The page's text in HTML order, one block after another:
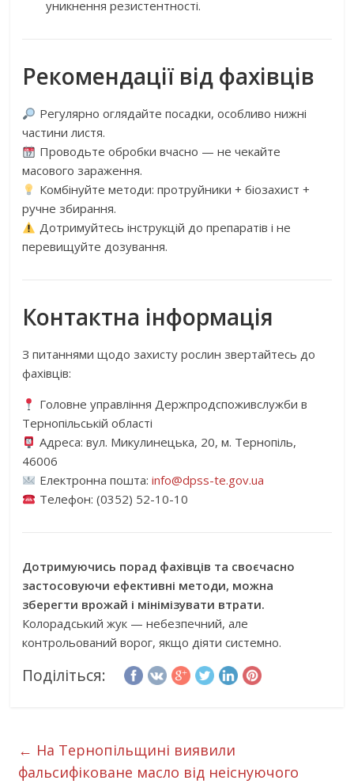
уникнення резистентності.
Рекомендації від фахівців
Регулярно оглядайте посадки, особливо нижні
частини листя.
Проводьте обробки вчасно — не чекайте
масового зараження.
Комбінуйте методи: протруйники + біозахист +
ручне збирання.
Дотримуйтесь інструкцій до препаратів і не
перевищуйте дозування.
Контактна інформація
З питаннями щодо захисту рослин звертайтесь до
фахівців:
Головне управління Держпродспоживслужби в
Тернопільській області
Адреса: вул. Микулинецька, 20, м. Тернопіль,
46006
Електронна пошта: info@dpss-te.gov.ua
Телефон: (0352) 52-10-10
Дотримуючись порад фахівців та своєчасно
застосовуючи ефективні методи, можна
зберегти врожай і мінімізувати втрати.
Колорадський жук — небезпечний, але
контрольований ворог, якщо діяти системно.
Поділіться:
← На Тернопільщині виявили
фальсифіковане масло від неіснуючого